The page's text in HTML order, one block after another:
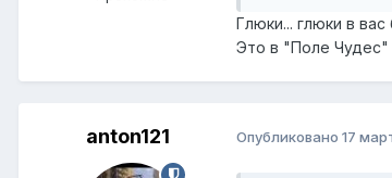
Глюки... глюки в
Это в "Поле Чудес"
anton121 Опубликовано 17